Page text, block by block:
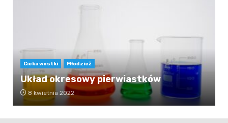
Ciekawostki Młodzież
Układ okresowy pierwiastków
8 kwietnia 2022